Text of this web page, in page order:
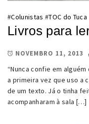
#Colunistas #TOC do Tuca
Livros para
NOVEMBRO 11, 2013
“Nunca confie em
a primeira vez que uso a
de um texto. Já o tinha
acompanharam à sala […]